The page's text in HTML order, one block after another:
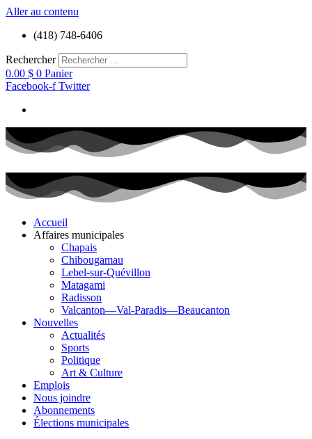
Aller au contenu
(418) 748-6406
Rechercher
0.00 $ 0 Panier
Facebook-f Twitter
Accueil
Affaires municipales
Chapais
Chibougamau
Lebel-sur-Quévillon
Matagami
Radisson
Valcanton—Val-Paradis—Beaucanton
Nouvelles
Actualités
Sports
Politique
Art & Culture
Emplois
Nous joindre
Abonnements
Élections municipales